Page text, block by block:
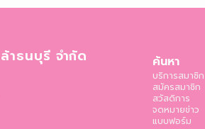
าธนบุรี จำกัด ค้นหา
บริการสมาชิก
สมัครสมาชิก
สวัสดิการ
จดหมายข่าว
แบบฟอร์ม